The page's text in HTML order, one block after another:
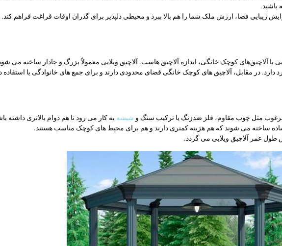
باشید.
زیبایی فضا، ارزش ملک شما را هم بالا ببرد و محیطی دلپذیر برای گذران اوقات فراغت فراهم کند.
با آلاچیق‌های کوچک خانگی، اندازه آلاچیق ‌هاست. آلاچیق ویلایی معمولاً بزرگ و جادار ساخته می‌
دارد. در مقابل، آلاچیق‌ های کوچک خانگی فضای محدودی دارند و برای جمع ‌های خانوادگی یا
مرغوب مثل چوب مقاوم، فلز ضدزنگ یا ترکیب سنگ و شیشه به کار می رود تا هم دوام بالاتری داشته
ساخته می ‌شوند که هم هزینه کمتری دارند و هم برای محیط‌ های کوچک مناسب هستند.
طول عمر آلاچیق ویلایی می گردد.